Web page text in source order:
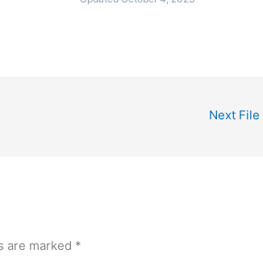
Next File
are marked *